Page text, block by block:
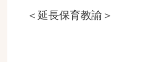
＜延長保育教諭＞